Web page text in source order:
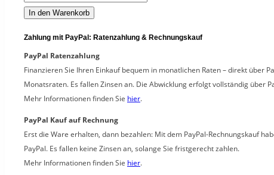
XXL
100
Stück
Menge
In den Warenkorb
Zahlung mit PayPal: Ratenzahlung & Rechnungskauf
PayPal Ratenzahlung
Finanzieren Sie Ihren Einkauf bequem in monatlichen Raten – direkt über
Monatsraten. Es fallen Zinsen an. Die Abwicklung erfolgt vollständig über
Mehr Informationen finden Sie hier.
PayPal Kauf auf Rechnung
Erst die Ware erhalten, dann bezahlen: Mit dem PayPal-Rechnungskauf
PayPal. Es fallen keine Zinsen an, solange Sie fristgerecht zahlen.
Mehr Informationen finden Sie hier.